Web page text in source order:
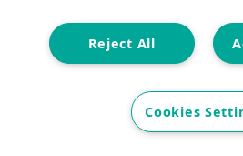
Reject All
Cookies